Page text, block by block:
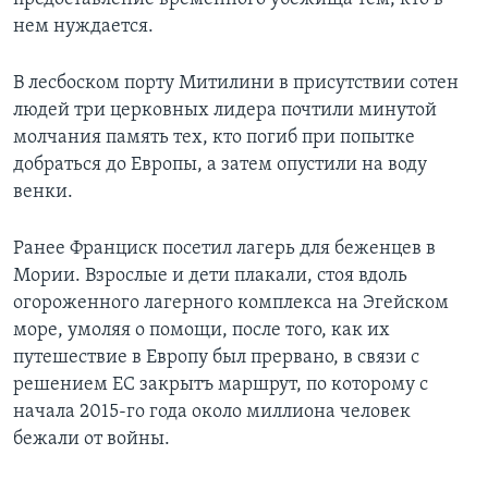
нем нуждается.
В лесбоском порту Митилини в присутствии сотен
людей три церковных лидера почтили минутой
молчания память тех, кто погиб при попытке
добраться до Европы, а затем опустили на воду
венки.
Ранее Франциск посетил лагерь для беженцев в
Мории. Взрослые и дети плакали, стоя вдоль
огороженного лагерного комплекса на Эгейском
море, умоляя о помощи, после того, как их
путешествие в Европу был прервано, в связи с
решением ЕС закрытъ маршрут, по которому с
начала 2015-го года около миллиона человек
бежали от войны.